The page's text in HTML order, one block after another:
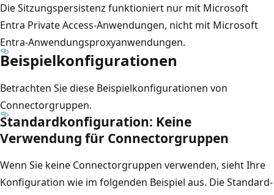
Die Sitzungspersistenz funktioniert nur mit Microsoft
Entra Private Access-Anwendungen, nicht mit Microsoft
Entra-Anwendungsproxyanwendungen.
Beispielkonfigurationen
Betrachten Sie diese Beispielkonfigurationen von
Connectorgruppen.
Standardkonfiguration: Keine
Verwendung für Connectorgruppen
Wenn Sie keine Connectorgruppen verwenden, sieht Ihre
Konfiguration wie im folgenden Beispiel aus. Die Standard-